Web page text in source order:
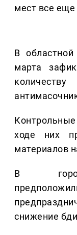
мест все еще
В
марта
ходе них
материалов
В
снижение